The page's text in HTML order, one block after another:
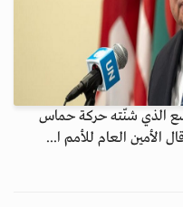
الذي شنّته حركة حماس
الأمين العام للأمم ا...